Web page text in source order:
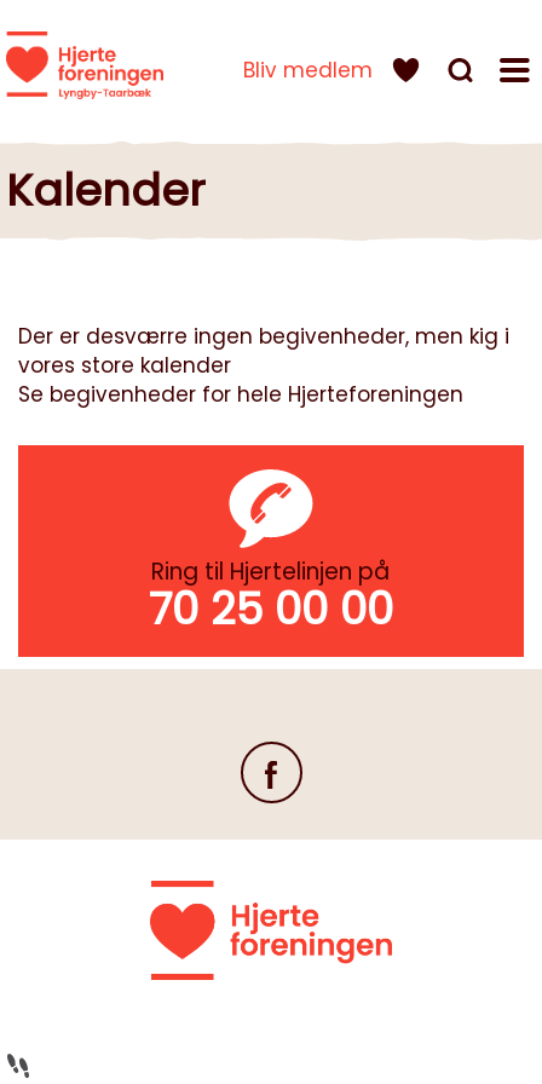
Bliv medlem
Kalender
Der er desværre ingen begivenheder, men kig i
vores store kalender
Se begivenheder for hele Hjerteforeningen
Ring til Hjertelinjen på
70 25 00 00